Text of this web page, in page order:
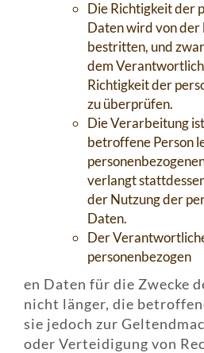
Die Richtigkeit der
Daten wird von
bestritten, und
dem
Richtigkeit der
zu überprüfen.
Die Verarbeitung
betroffene Person
verlangt
der Nutzung der
Daten.
Der
personenbezogen
en Daten für die Zwecke
nicht länger, die
sie jedoch zur
oder Verteidigung von